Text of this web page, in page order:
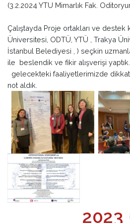
(3.2.2024 YTU Mimarlık Fak.
Çalıştayda Proje ortakları ve destek
Üniversitesi, ODTÜ, YTÜ , Trakya
İstanbul Belediyesi , ) seçkin
ile beslendik ve fikir alışverişi yaptık.
gelecekteki faaliyetlerimizde
not aldık.
2023